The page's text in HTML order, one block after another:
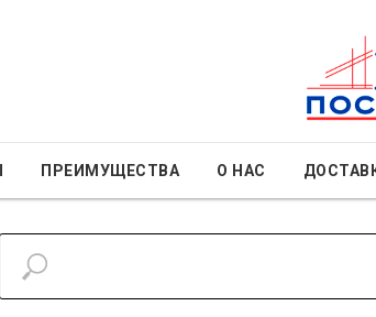
ПРЕИМУЩЕСТВА О НАС